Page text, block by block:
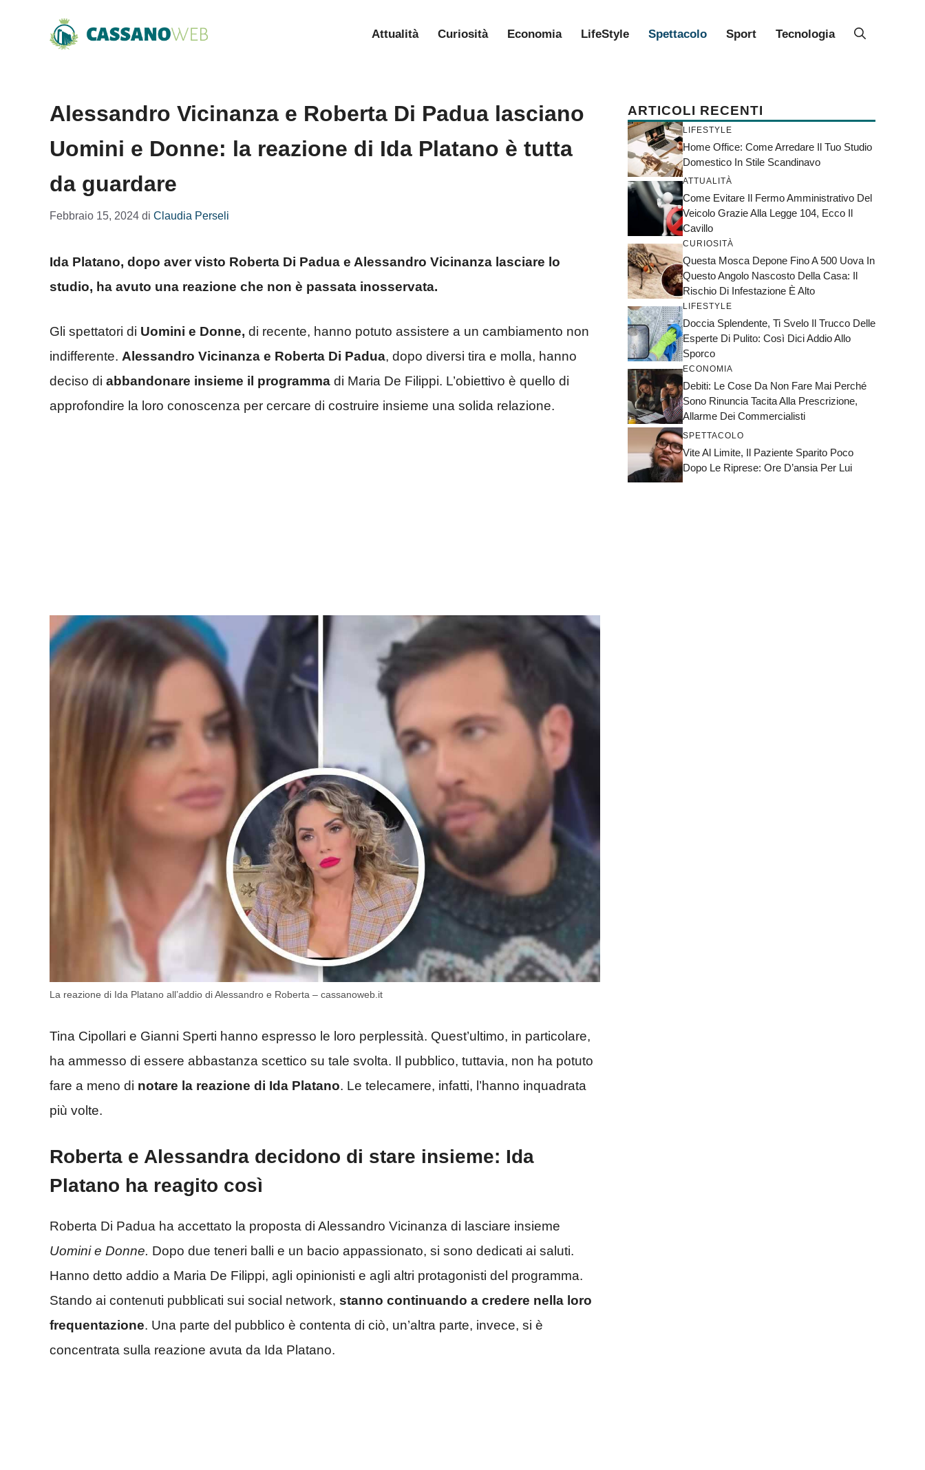
Attualità Curiosità Economia LifeStyle Spettacolo Sport Tecnologia
Alessandro Vicinanza e Roberta Di Padua lasciano
Uomini e Donne: la reazione di Ida Platano è tutta
da guardare
Febbraio 15, 2024 di Claudia Perseli
Ida Platano, dopo aver visto Roberta Di Padua e Alessandro Vicinanza lasciare lo
studio, ha avuto una reazione che non è passata inosservata.
Gli spettatori di Uomini e Donne, di recente, hanno potuto assistere a un cambiamento non
indifferente. Alessandro Vicinanza e Roberta Di Padua, dopo diversi tira e molla, hanno
deciso di abbandonare insieme il programma di Maria De Filippi. L’obiettivo è quello di
approfondire la loro conoscenza per cercare di costruire insieme una solida relazione.
La reazione di Ida Platano all’addio di Alessandro e Roberta – cassanoweb.it
Tina Cipollari e Gianni Sperti hanno espresso le loro perplessità. Quest’ultimo, in particolare,
ha ammesso di essere abbastanza scettico su tale svolta. Il pubblico, tuttavia, non ha potuto
fare a meno di notare la reazione di Ida Platano. Le telecamere, infatti, l’hanno inquadrata
più volte.
Roberta e Alessandra decidono di stare insieme: Ida
Platano ha reagito così
Roberta Di Padua ha accettato la proposta di Alessandro Vicinanza di lasciare insieme
Uomini e Donne. Dopo due teneri balli e un bacio appassionato, si sono dedicati ai saluti.
Hanno detto addio a Maria De Filippi, agli opinionisti e agli altri protagonisti del programma.
Stando ai contenuti pubblicati sui social network, stanno continuando a credere nella loro
frequentazione. Una parte del pubblico è contenta di ciò, un’altra parte, invece, si è
concentrata sulla reazione avuta da Ida Platano.
ARTICOLI RECENTI
LIFESTYLE
Home Office: Come Arredare Il Tuo Studio
Domestico In Stile Scandinavo
ATTUALITÀ
Come Evitare Il Fermo Amministrativo Del
Veicolo Grazie Alla Legge 104, Ecco Il
Cavillo
CURIOSITÀ
Questa Mosca Depone Fino A 500 Uova In
Questo Angolo Nascosto Della Casa: Il
Rischio Di Infestazione È Alto
LIFESTYLE
Doccia Splendente, Ti Svelo Il Trucco Delle
Esperte Di Pulito: Così Dici Addio Allo
Sporco
ECONOMIA
Debiti: Le Cose Da Non Fare Mai Perché
Sono Rinuncia Tacita Alla Prescrizione,
Allarme Dei Commercialisti
SPETTACOLO
Vite Al Limite, Il Paziente Sparito Poco
Dopo Le Riprese: Ore D’ansia Per Lui